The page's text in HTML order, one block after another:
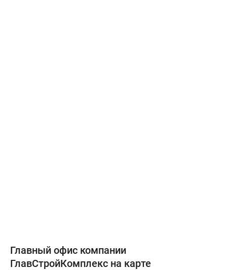
Главный офис компании
ГлавСтройКомплекс на карте